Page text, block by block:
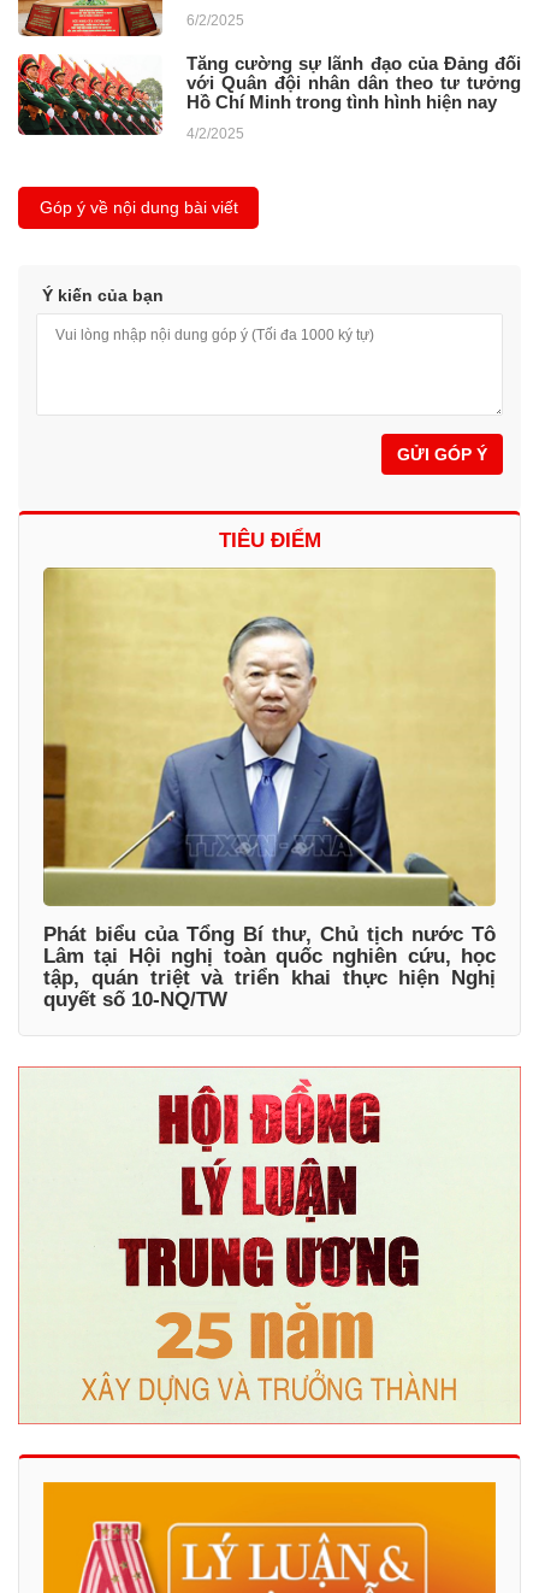
6/2/2025
Tăng cường sự lãnh đạo của Đảng đối
với Quân đội nhân dân theo tư tưởng
Hồ Chí Minh trong tình hình hiện nay
4/2/2025
Góp ý về nội dung bài viết
Ý kiến của bạn
GỬI GÓP Ý
TIÊU ĐIỂM
Phát biểu của Tổng Bí thư, Chủ tịch nước Tô
Lâm tại Hội nghị toàn quốc nghiên cứu, học
tập, quán triệt và triển khai thực hiện Nghị
quyết số 10-NQ/TW